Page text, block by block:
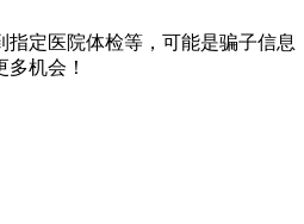
定医院体检等，可能是骗子信息
多机会！